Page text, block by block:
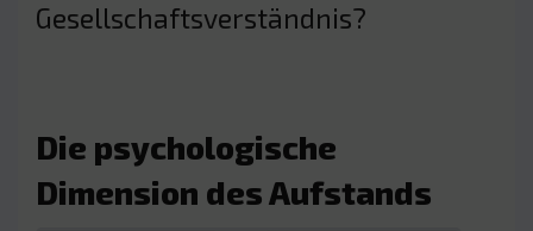
Gesellschaftsverständnis?
Die psychologische
Dimension des Aufstands